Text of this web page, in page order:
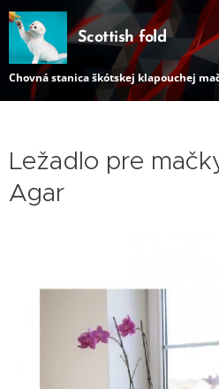
Scottish fold
Chovná stanica škótskej klapouchej
Ležadlo pre
Agar